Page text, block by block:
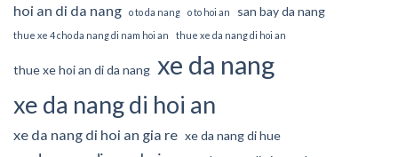
hoi an di da nang o to da nang o to hoi an san bay da nang
thue xe 4 cho da nang di nam hoi an thue xe da nang di hoi an
thue xe hoi an di da nang xe da nang
xe da nang di hoi an
xe da nang di hoi an gia re xe da nang di hue